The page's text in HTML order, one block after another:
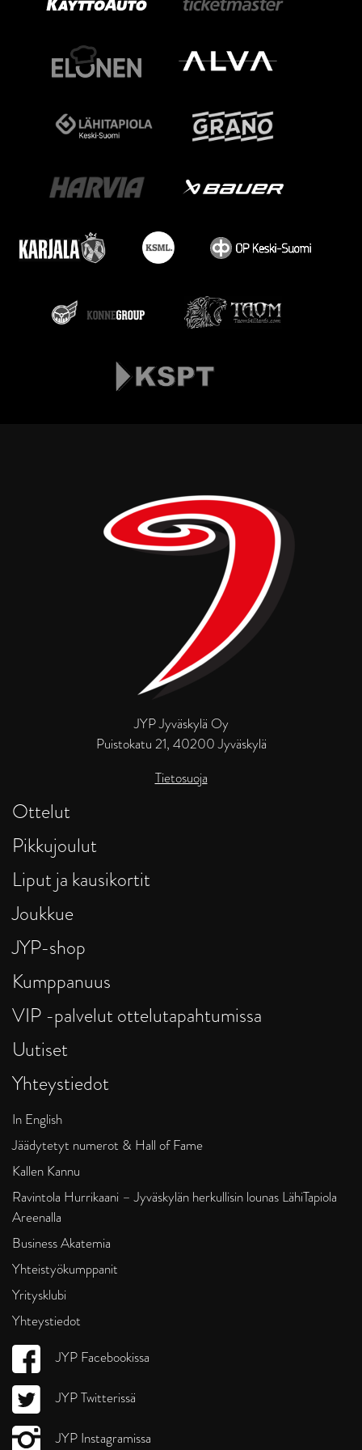
JYP Jyväskylä Oy
Puistokatu 21, 40200 Jyväskylä
Tietosuoja
Ottelut
Pikkujoulut
Liput ja kausikortit
Joukkue
JYP-shop
Kumppanuus
VIP -palvelut ottelutapahtumissa
Uutiset
Yhteystiedot
In English
Jäädytetyt numerot & Hall of Fame
Kallen Kannu
Ravintola Hurrikaani – Jyväskylän herkullisin lounas LähiTapiola
Areenalla
Business Akatemia
Yhteistyökumppanit
Yritysklubi
Yhteystiedot
JYP Facebookissa
JYP Twitterissä
JYP Instagramissa